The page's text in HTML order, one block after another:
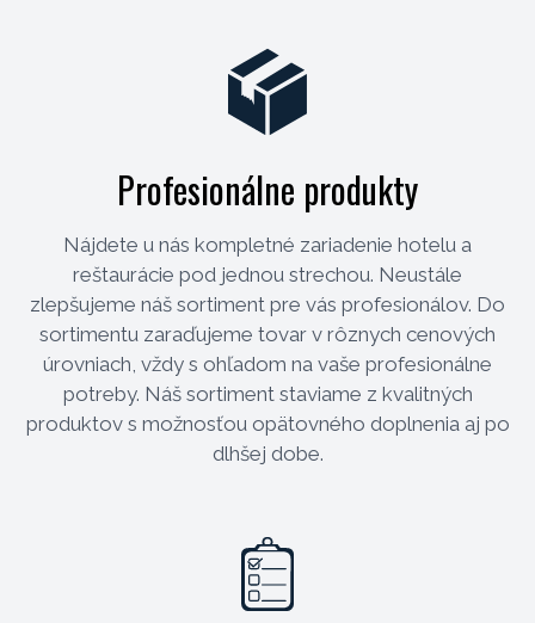
Profesionálne produkty
Nájdete u nás kompletné zariadenie hotelu a
reštaurácie pod jednou strechou. Neustále
zlepšujeme náš sortiment pre vás profesionálov. Do
sortimentu zaraďujeme tovar v rôznych cenových
úrovniach, vždy s ohľadom na vaše profesionálne
potreby. Náš sortiment staviame z kvalitných
produktov s možnosťou opätovného doplnenia aj po
dlhšej dobe.